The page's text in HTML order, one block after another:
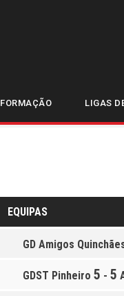
FORMAÇÃO LIGAS
EQUIPAS
GD Amigos
GDST Pinheiro 5 - 5